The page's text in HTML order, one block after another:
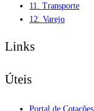
11. Transporte
12. Varejo
Links
Úteis
Portal de Cotações